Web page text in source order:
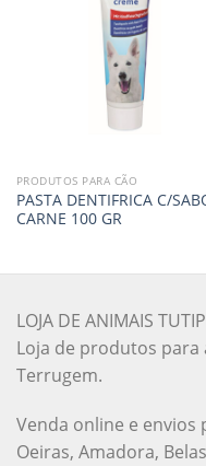
PRODUTOS PARA CÃO
PASTA DENTIFRICA C/
CARNE 100 GR
LOJA DE ANIMAIS
Loja de produtos para
Terrugem.
Venda online e envios
Oeiras, Amadora,